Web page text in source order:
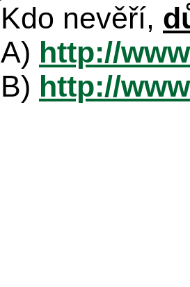
Kdo nevěří,
A) http://
B) http://